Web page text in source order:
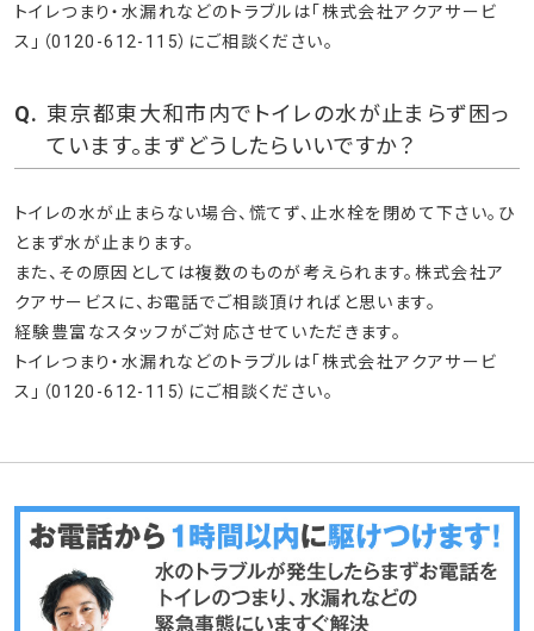
トイレつまり・水漏れなどのトラブルは「株式会社アクアサービ
ス」（0120-612-115）にご相談ください。
東京都東大和市内でトイレの水が止まらず困っ
ています。まずどうしたらいいですか？
トイレの水が止まらない場合、慌てず、止水栓を閉めて下さい。ひ
とまず水が止まります。
また、その原因としては複数のものが考えられます。株式会社ア
クアサービスに、お電話でご相談頂ければと思います。
経験豊富なスタッフがご対応させていただきます。
トイレつまり・水漏れなどのトラブルは「株式会社アクアサービ
ス」（0120-612-115）にご相談ください。